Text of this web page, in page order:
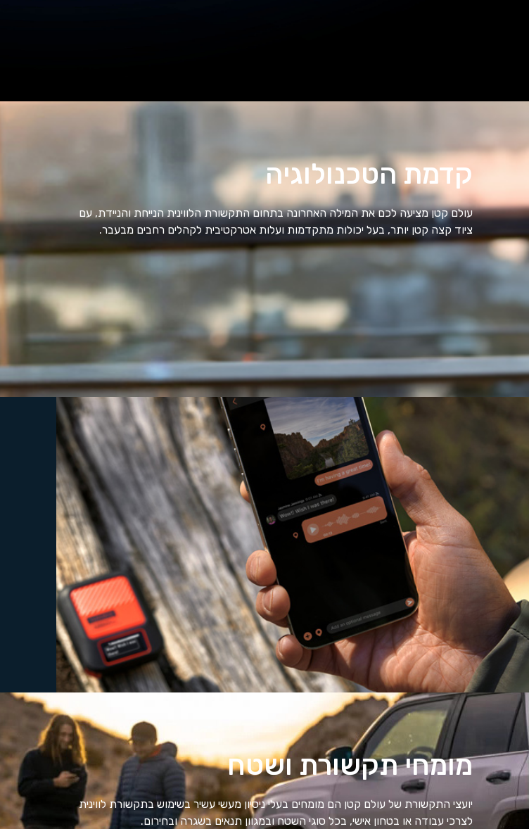
קדמת הטכנולוגיה
עולם קטן מציעה לכם את המילה האחרונה בתחום התקשורת הלווינית הנייחת והניידת, עם
ציוד קצה קטן יותר, בעל יכולות מתקדמות ועלות אטרקטיבית לקהלים רחבים מבעבר.
מומחי תקשורת ושטח
יועצי התקשורת של עולם קטן הם מומחים בעלי ניסיון מעשי עשיר בשימוש בתקשורת לווינית
לצרכי עבודה או בטחון אישי, בכל סוגי השטח ובמגוון תנאים בשגרה ובחירום.